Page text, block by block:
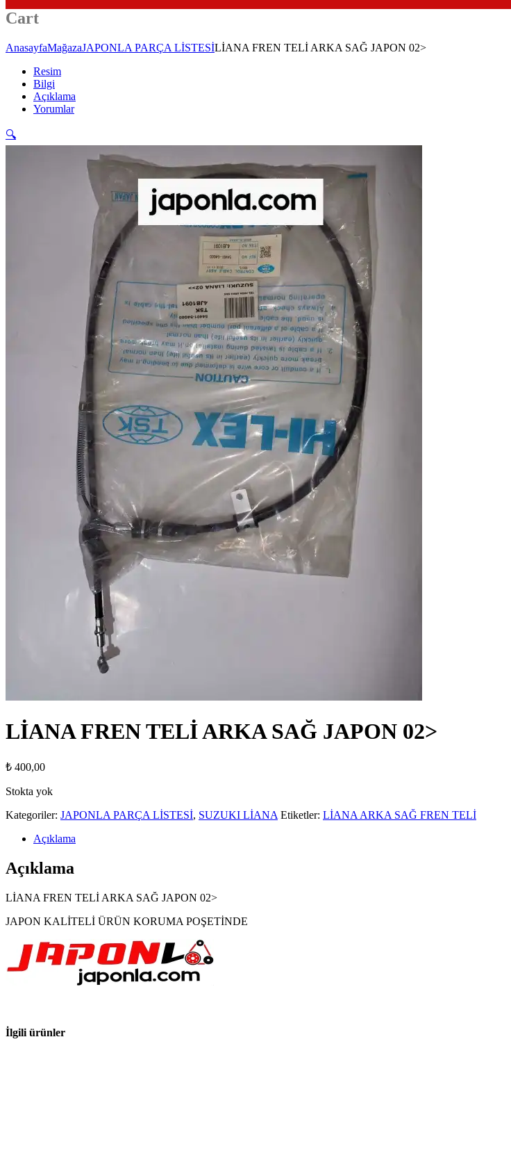
Cart
AnasayfaMağazaJAPONLA PARÇA LİSTESİLİANA FREN TELİ ARKA SAĞ JAPON 02>
Resim
Bilgi
Açıklama
Yorumlar
🔍
LİANA FREN TELİ ARKA SAĞ JAPON 02>
₺ 400,00
Stokta yok
Kategoriler: JAPONLA PARÇA LİSTESİ, SUZUKI LİANA Etiketler: LİANA ARKA SAĞ FREN TELİ
Açıklama
Açıklama
LİANA FREN TELİ ARKA SAĞ JAPON 02>
JAPON KALİTELİ ÜRÜN KORUMA POŞETİNDE
İlgili ürünler